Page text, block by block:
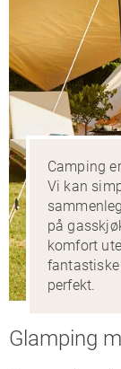
Camping
Vi kan
på
komfort
perfekt.
Glamping